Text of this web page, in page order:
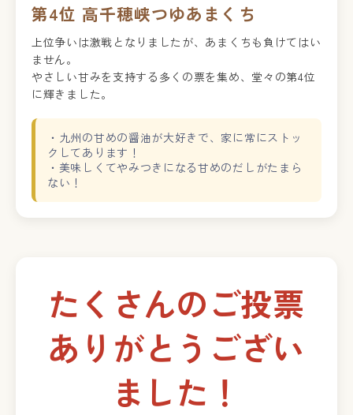
第4位 高千穂峡つゆあまくち
上位争いは激戦となりましたが、あまくちも負けてはい
ません。
やさしい甘みを支持する多くの票を集め、堂々の第4位
に輝きました。
・九州の甘めの醤油が大好きで、家に常にストッ
クしてあります！
・美味しくてやみつきになる甘めのだしがたまら
ない！
たくさんのご投票
ありがとうござい
ました！